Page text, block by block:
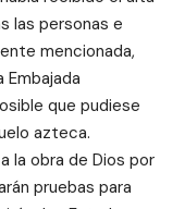
las personas e
mencionada,
que pudiese
azteca.
la obra de Dios por
pruebas para